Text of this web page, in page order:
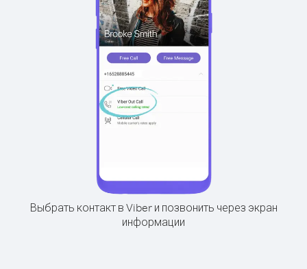
Выбрать контакт в Viber и позвонить через экран
информации